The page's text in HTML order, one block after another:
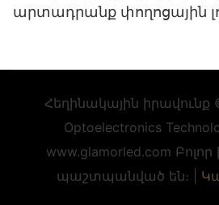
արտադրանք փողոցային
Հեղինակային իրավունք
Optoelectronics
www.glamorled.com
պաշտպանված են։ |